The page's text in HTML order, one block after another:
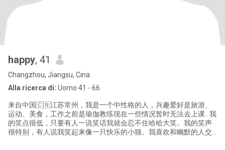
happy, 41
Changzhou, Jiangsu, Cina
Alla ricerca di: Uomo 41 - 66
来自中国🇨🇳江苏常州，我是一个中性格的人，兴趣爱好是旅游、
运动、美食，工作之前是瑜伽教练现在一些情况暂时无法去上课.. 我
的笑点很低，只要有人一说笑话我就会忍不住哈哈大笑。我的笑声
很特别，有人说我笑起来像一只快乐的小猫。我喜欢和幽默的人交